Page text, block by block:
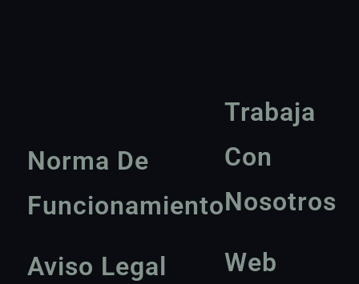
Norma De
Funcionamiento
Aviso Legal
Trabaja
Con
Nosotros
Web